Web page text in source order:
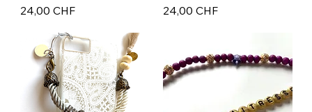
Prix
24,00 CHF
Prix
24,00 CHF